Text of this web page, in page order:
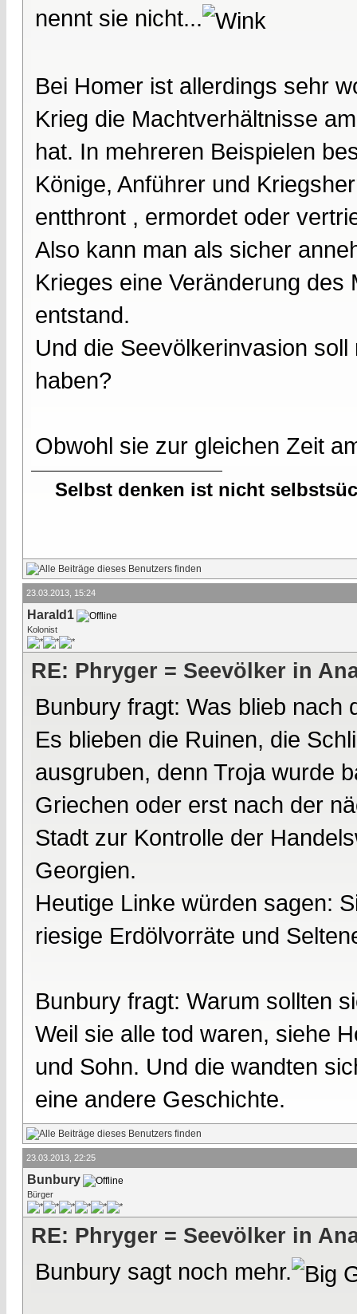
nennt sie nicht...
Bei Homer ist allerdings sehr
Krieg die Machtverhältnisse
hat. In mehreren Beispielen
Könige, Anführer und
entthront , ermordet oder
Also kann man als sicher
Krieges eine Veränderung
entstand.
Und die Seevölkerinvasion
haben?
Obwohl sie zur gleichen Zeit
Selbst denken ist nicht
23.03.2013, 15:24
Harald1
Kolonist
RE: Phryger = Seevölker in
Bunbury fragt: Was blieb nach
Es blieben die Ruinen, die
ausgruben, denn Troja wurde
Griechen oder erst nach der
Stadt zur Kontrolle der
Georgien.
Heutige Linke würden sagen:
riesige Erdölvorräte und
Bunbury fragt: Warum sollten
Weil sie alle tod waren, siehe
und Sohn. Und die wandten
eine andere Geschichte.
23.03.2013, 22:25
Bunbury
Bürger
RE: Phryger = Seevölker in
Bunbury sagt noch mehr.